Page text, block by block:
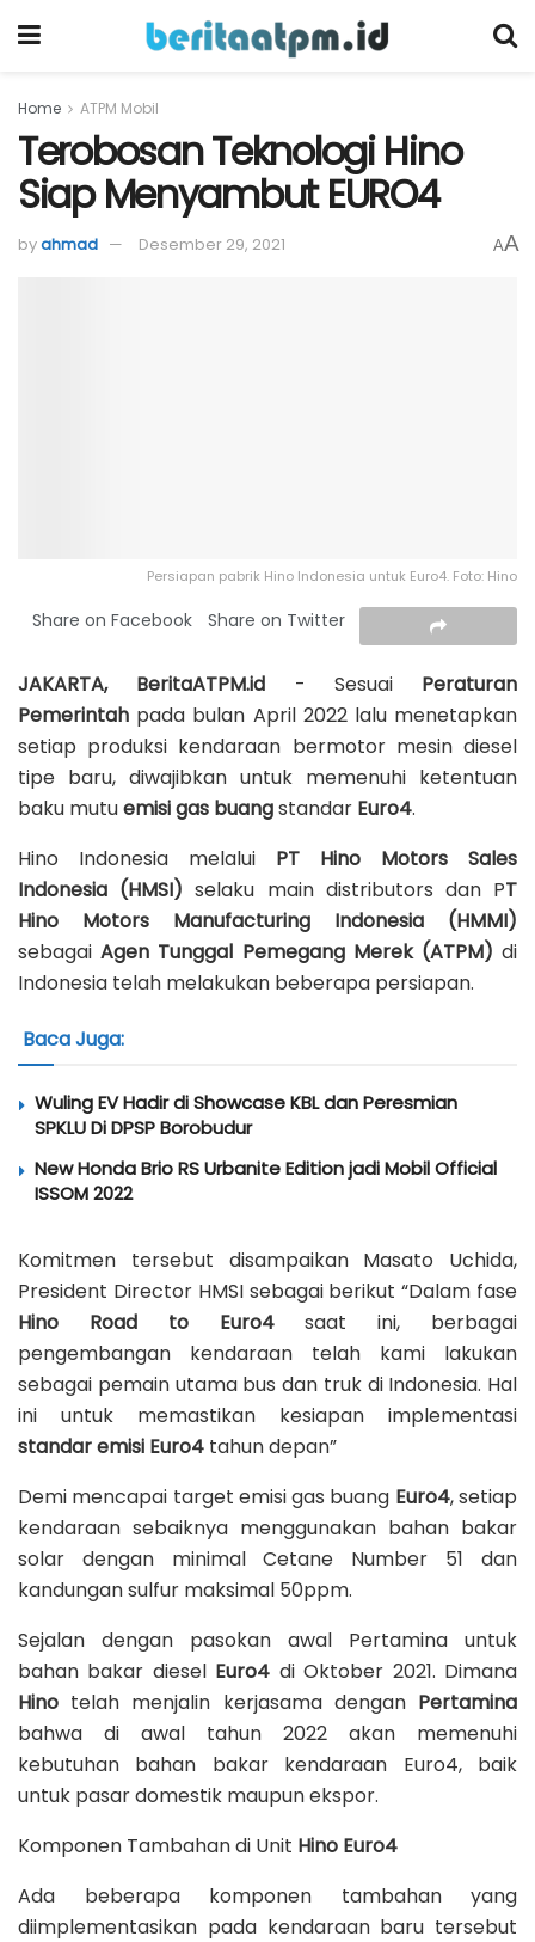
Home ATPM Mobil
Terobosan Teknologi Hino
Siap Menyambut EURO4
byahmad Desember 29, 2021 AA
Persiapan pabrik Hino Indonesia untuk Euro4. Foto: Hino
Share on Facebook Share on Twitter
JAKARTA, BeritaATPM.id - Sesuai Peraturan
Pemerintah pada bulan April 2022 lalu menetapkan
setiap produksi kendaraan bermotor mesin diesel
tipe baru, diwajibkan untuk memenuhi ketentuan
baku mutuemisi gas buangstandar Euro4.
Hino Indonesia melalui PT Hino Motors Sales
Indonesia (HMSI) selaku main distributors dan PT
Hino Motors Manufacturing Indonesia (HMMI)
sebagaiAgen Tunggal Pemegang Merek (ATPM) di
Indonesia telah melakukan beberapa persiapan.
Baca Juga:
Wuling EV Hadir di Showcase KBL dan Peresmian
SPKLU Di DPSP Borobudur
New Honda Brio RS Urbanite Edition jadi Mobil Official
ISSOM 2022
Komitmen tersebut disampaikan Masato Uchida,
President Director HMSI sebagai berikut “Dalam fase
Hino Road to Euro4saat ini, berbagai
pengembangan kendaraan telah kami lakukan
sebagai pemain utama bus dan truk di Indonesia. Hal
ini untuk memastikan kesiapan implementasi
standar emisi Euro4 tahun depan”
Demi mencapai target emisi gas buang Euro4, setiap
kendaraan sebaiknya menggunakan bahan bakar
solar dengan minimal Cetane Number 51 dan
kandungan sulfur maksimal 50ppm.
Sejalan dengan pasokan awal Pertamina untuk
bahan bakar diesel Euro4 di Oktober 2021. Dimana
Hino telah menjalin kerjasama dengan Pertamina
bahwa di awal tahun 2022 akan memenuhi
kebutuhan bahan bakar kendaraan Euro4, baik
untuk pasar domestik maupun ekspor.
Komponen Tambahan di Unit Hino Euro4
Ada beberapa komponen tambahan yang
diimplementasikan pada kendaraan baru tersebut